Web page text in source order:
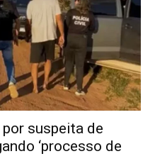
suspeita de
‘processo de